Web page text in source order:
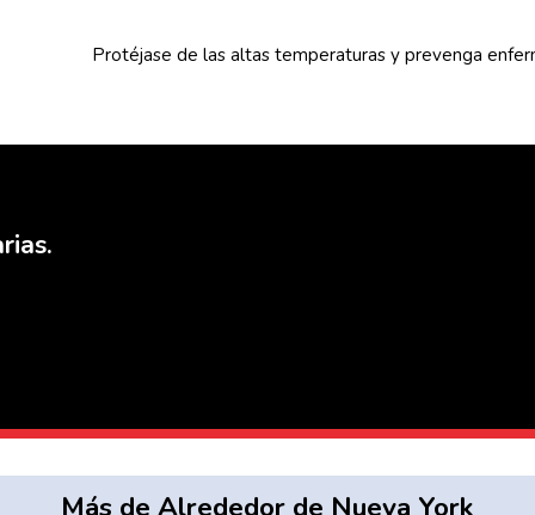
Protéjase de las altas temperaturasy prevenga
Más de Alrededor de Nueva York